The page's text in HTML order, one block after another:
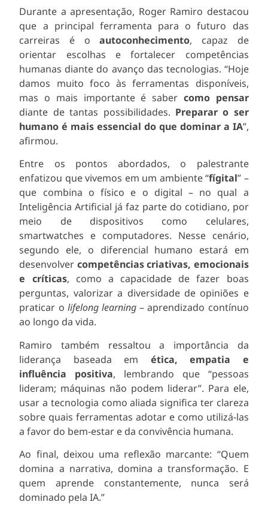
Durante a apresentação, Roger Ramiro destacou
que a principal ferramenta para o futuro das
carreiras é oautoconhecimento, capaz de
orientar escolhas e fortalecer competências
humanas diante do avanço das tecnologias. “Hoje
damos muito foco às ferramentas disponíveis,
mas o mais importante é saber como pensar
diante de tantas possibilidades. Preparar o ser
humano é mais essencial do que dominar a IA”,
afirmou.
Entre os pontos abordados, o palestrante
enfatizou que vivemos em um ambiente “fígital” –
que combina o físico e o digital – no qual a
Inteligência Artificial já faz parte do cotidiano, por
meio de dispositivos como celulares,
smartwatches e computadores. Nesse cenário,
segundo ele, o diferencial humano estará em
desenvolver competências criativas, emocionais
e críticas, como a capacidade de fazer boas
perguntas, valorizar a diversidade de opiniões e
praticar o lifelong learning – aprendizado contínuo
ao longo da vida.
Ramiro também ressaltou a importância da
liderança baseada em ética, empatia e
influência positiva, lembrando que “pessoas
lideram; máquinas não podem liderar”. Para ele,
usar a tecnologia como aliada significa ter clareza
sobre quais ferramentas adotar e como utilizá-las
a favor do bem-estar e da convivência humana.
Ao final, deixou uma reflexão marcante: “Quem
domina a narrativa, domina a transformação. E
quem aprende constantemente, nunca será
dominado pela IA.”